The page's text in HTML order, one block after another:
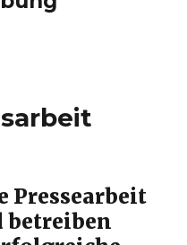
Pressearbeit
betreiben